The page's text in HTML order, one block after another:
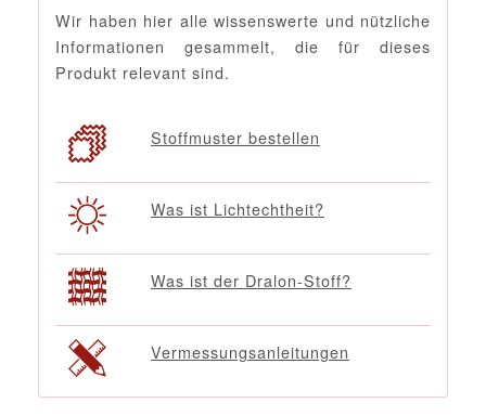
Wir haben hier alle wissenswerte und nützliche
Informationen gesammelt, die für dieses
Produkt relevant sind.
Stoffmuster bestellen
Was ist Lichtechtheit?
Was ist der Dralon-Stoff?
Vermessungsanleitungen